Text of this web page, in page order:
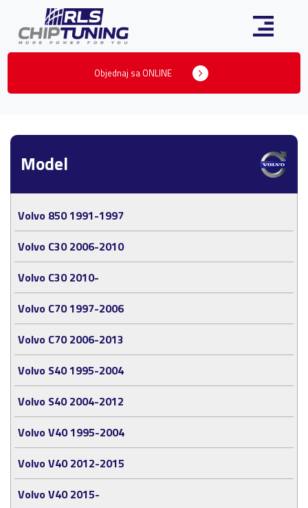
Objednaj sa ONLINE
Model
Volvo 850 1991-1997
Volvo C30 2006-2010
Volvo C30 2010-
Volvo C70 1997-2006
Volvo C70 2006-2013
Volvo S40 1995-2004
Volvo S40 2004-2012
Volvo V40 1995-2004
Volvo V40 2012-2015
Volvo V40 2015-